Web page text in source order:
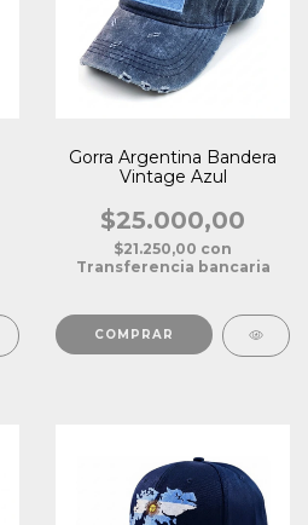
Gorra Argentina Bandera
Vintage Azul
$25.000,00
$21.250,00 con
Transferencia bancaria